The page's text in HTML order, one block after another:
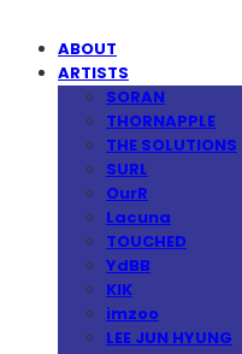
ABOUT
ARTISTS
SORAN
THORNAPPLE
THE SOLUTIONS
SURL
OurR
Lacuna
TOUCHED
YdBB
KIK
imzoo
LEE JUN HYUNG